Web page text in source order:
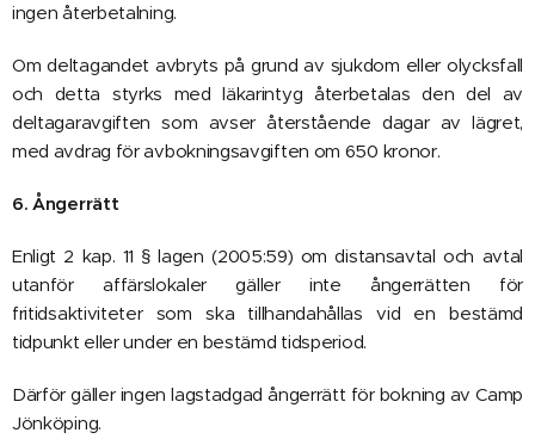
ingen återbetalning.
Om deltagandet avbryts på grund av sjukdom eller olycksfall
och detta styrks med läkarintyg återbetalas den del av
deltagaravgiften som avser återstående dagar av lägret,
med avdrag för avbokningsavgiften om 650 kronor.
6. Ångerrätt
Enligt 2 kap. 11 § lagen (2005:59) om distansavtal och avtal
utanför affärslokaler gäller inte ångerrätten för
fritidsaktiviteter som ska tillhandahållas vid en bestämd
tidpunkt eller under en bestämd tidsperiod.
Därför gäller ingen lagstadgad ångerrätt för bokning av Camp
Jönköping.